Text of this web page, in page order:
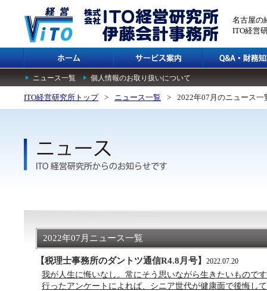
名古屋の
ITO経営
ニュース一覧 個人情報のお取り扱いについて
ITO経営研究所トップ > ニュース一覧 > 2022年07月のニュース一
2022年07月ニュース一覧
【税理士事務所のダントツ通信R4.8月号】 2022.07.20
我が人生に悔いなし。常にそう思いながら生きたいもので
行ったアンケートによれば、シニア世代が健康面で後悔し